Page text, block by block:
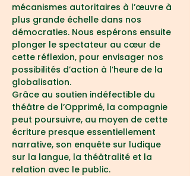
mécanismes autoritaires à l’œuvre à
plus grande échelle dans nos
démocraties. Nous espérons ensuite
plonger le spectateur au cœur de
cette réflexion, pour envisager nos
possibilités d’action à l’heure de la
globalisation.
Grâce au soutien indéfectible du
théâtre de l’Opprimé, la compagnie
peut poursuivre, au moyen de cette
écriture presque essentiellement
narrative, son enquête sur ludique
sur la langue, la théâtralité et la
relation avec le public.